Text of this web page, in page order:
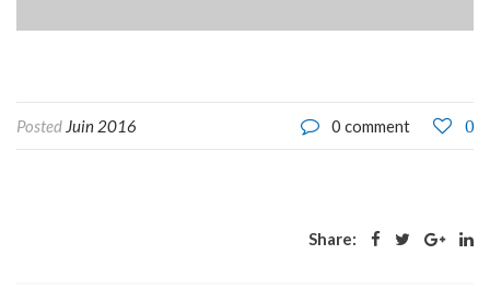
Posted Juin 2016 0 comment 0
Share: